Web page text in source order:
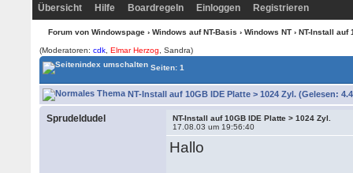
Übersicht Hilfe Boardregeln Einloggen Registrieren
Forum von Windowspage› Windows auf NT-Basis › Windows NT› NT-Install auf
(Moderatoren:cdk ,Elmar Herzog
, Sandra)
Seiten: 1
NT-Install auf 10GB IDE Platte > 1024 Zyl. (Gelesen:
Sprudeldudel
NT-Install auf 10GB IDE Platte > 1024 Zyl.
17.08.03 um 19:56:40
Hallo